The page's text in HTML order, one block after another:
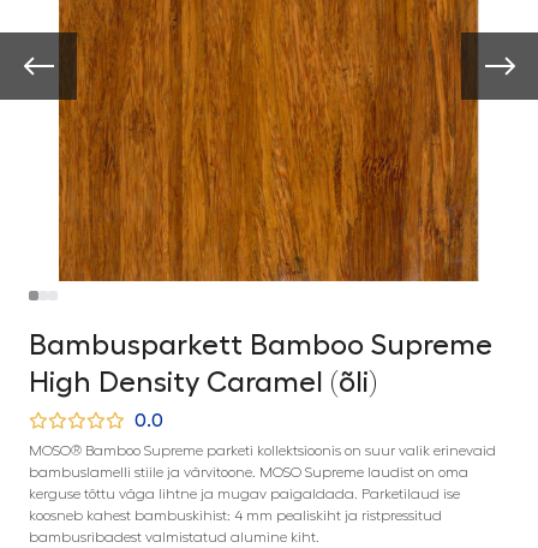
Bambusparkett Bamboo Supreme
High Density Caramel (õli)
0.0
MOSO® Bamboo Supreme parketi kollektsioonis on suur valik erinevaid
bambuslamelli stiile ja värvitoone. MOSO Supreme laudist on oma
kerguse tõttu väga lihtne ja mugav paigaldada. Parketilaud ise
koosneb kahest bambuskihist: 4 mm pealiskiht ja ristpressitud
bambusribadest valmistatud alumine kiht.